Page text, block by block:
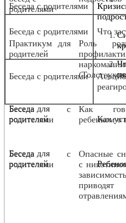
Беседа с родителями
Беседа для
родителей
Как
Беседа для
родителей
родителями
Практикум для
родителей
Роль
наркомании
Беседа с
родителями
Как
ребенком о
Беседа с
родителями
Опасные
с
Беседа с родителями Что
Беседа с родителями